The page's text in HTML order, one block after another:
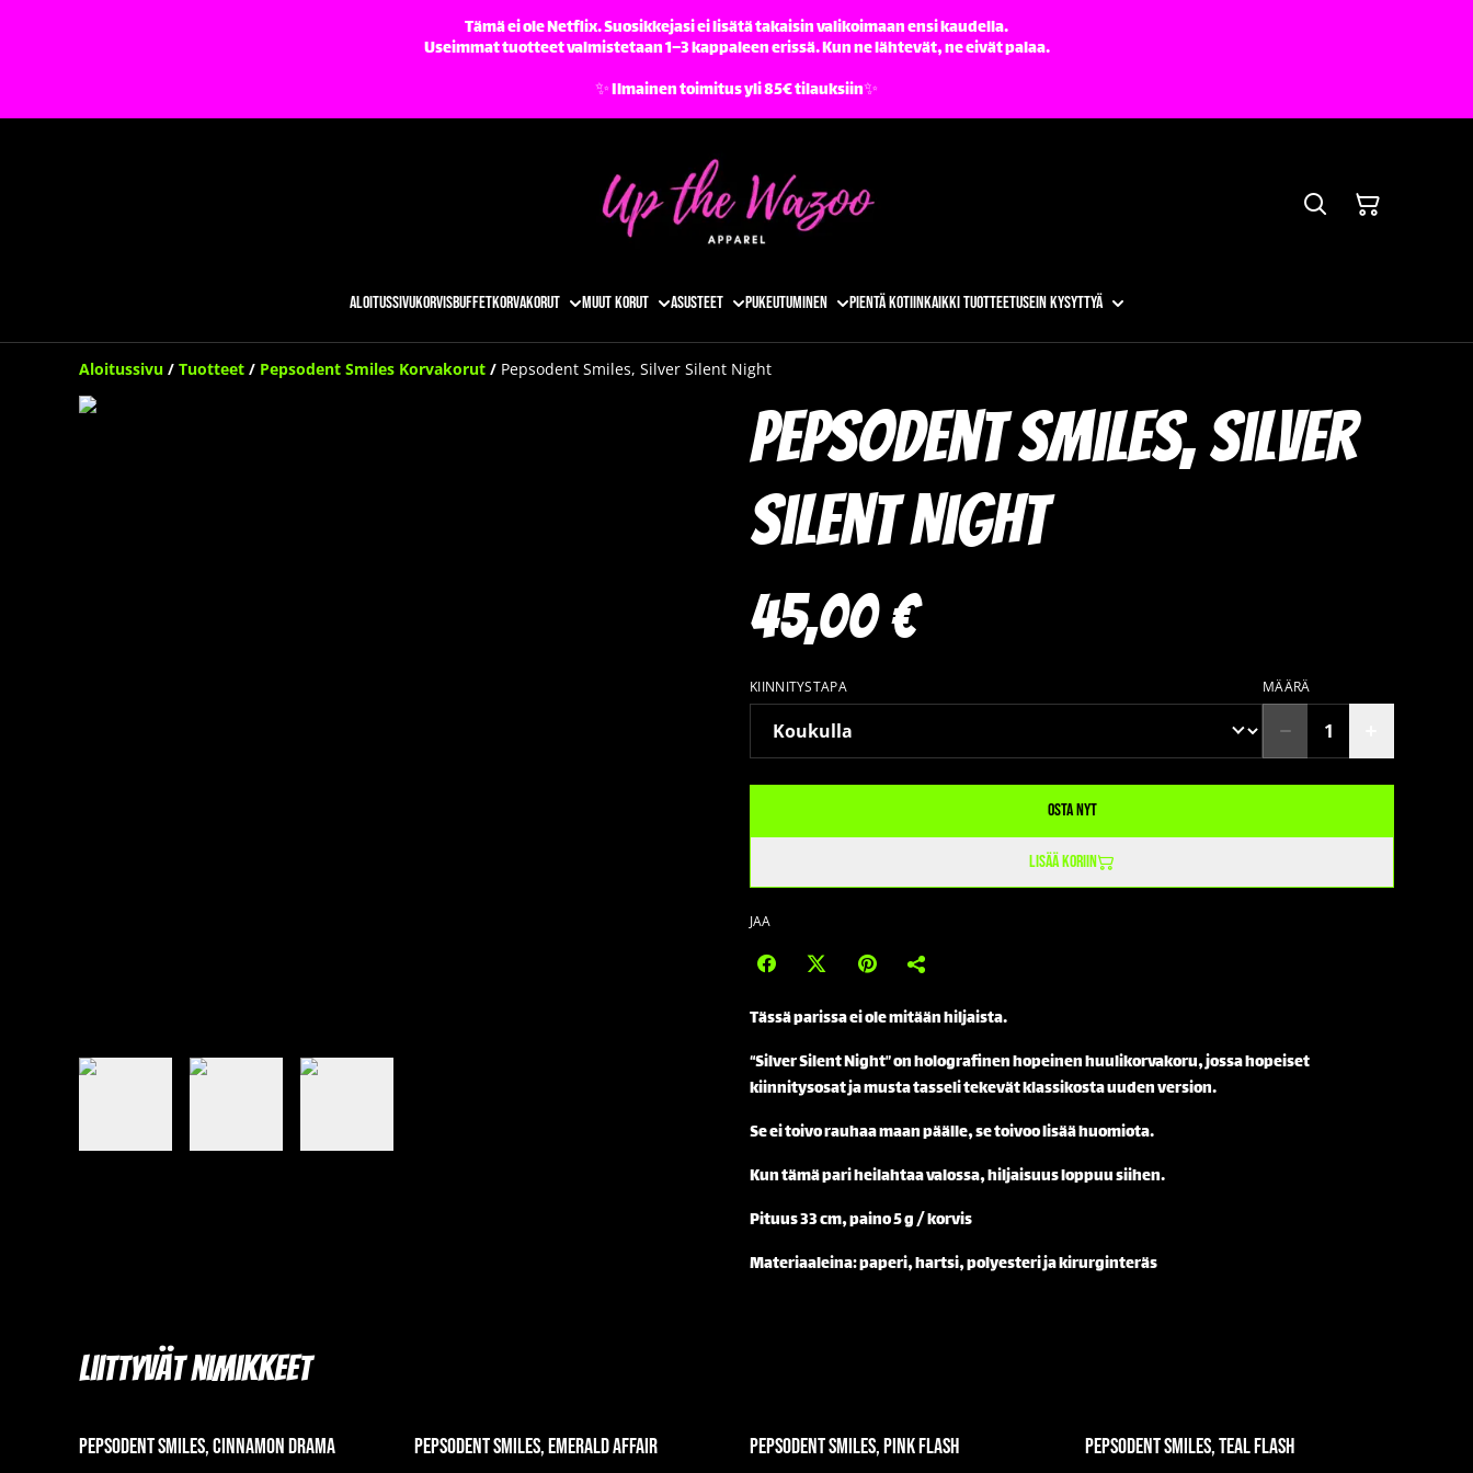
Tämä ei ole Netflix. Suosikkejasi ei lisätä takaisin valikoimaan ensi kaudella.
Useimmat tuotteet valmistetaan 1–3 kappaleen erissä. Kun ne lähtevät, ne eivät palaa.
✨️ Ilmainen toimitus yli 85€ tilauksiin✨️
AloitussivuKorvisbuffetKorvakorut Muut korut Asusteet Pukeutuminen Pientä kotiinKaikki tuotteetUsein kysyttyä
Aloitussivu / Tuotteet / Pepsodent Smiles Korvakorut / Pepsodent Smiles, Silver Silent Night
Pepsodent Smiles, Silver
Silent Night
45,00 €
KIINNITYSTAPA MÄÄRÄ
Osta nyt
Lisää koriin
JAA
Tässä parissa ei ole mitään hiljaista.
“Silver Silent Night” on holografinen hopeinen huulikorvakoru, jossa hopeiset
kiinnitysosat ja musta tasseli tekevät klassikosta uuden version.
Se ei toivo rauhaa maan päälle, se toivoo lisää huomiota.
Kun tämä pari heilahtaa valossa, hiljaisuus loppuu siihen.
Pituus 33 cm, paino 5 g / korvis
Materiaaleina: paperi, hartsi, polyesteri ja kirurginteräs
Liittyvät nimikkeet
Pepsodent Smiles, Cinnamon Drama Pepsodent Smiles, Emerald Affair Pepsodent Smiles, Pink Flash Pepsodent Smiles, Teal Flash